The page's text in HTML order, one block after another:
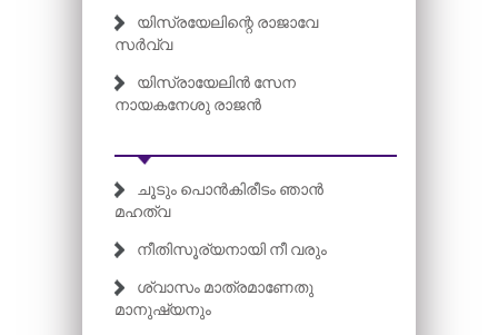
യിസ്രയേലിന്റെ രാജാവേ
സർവ്വ
യിസ്രായേലിൻ സേന
നായകനേശു രാജൻ
ചൂടും പൊൻകിരീടം ഞാൻ
മഹത്വ
നീതിസൂര്യനായി നീ വരും
ശ്വാസം മാത്രമാണേതു
മാനുഷ്യനും